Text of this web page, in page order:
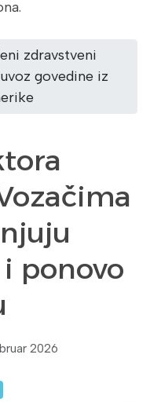
zdravstveni
govedine iz
ponovo
2026